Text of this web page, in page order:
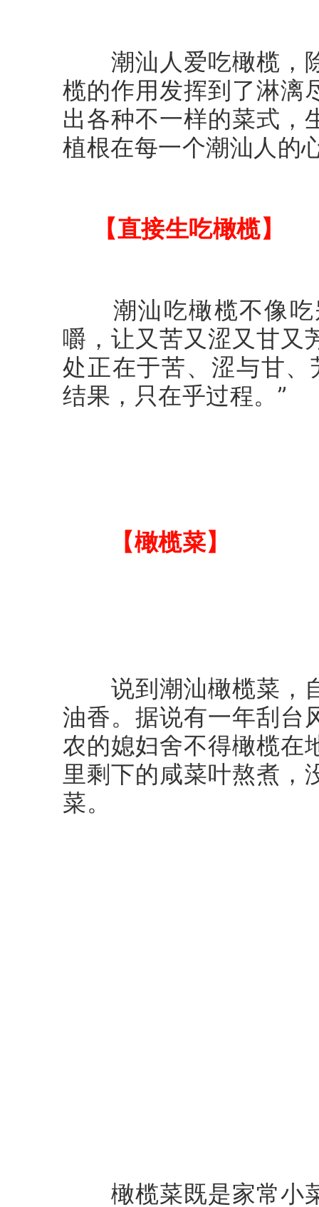
潮汕人爱吃橄榄，除
榄的作用发挥到了淋漓
出各种不一样的菜式，
植根在每一个潮汕人的
【直接生吃橄榄】
潮汕吃橄榄不像吃
嚼，让又苦又涩又甘又
处正在于苦、涩与甘
结果，只在乎过程。”
【橄榄菜】
说到潮汕橄榄菜，自
油香。据说有一年刮台
农的媳妇舍不得橄榄在
里剩下的咸菜叶熬煮，
菜。
橄榄菜既是家常小菜